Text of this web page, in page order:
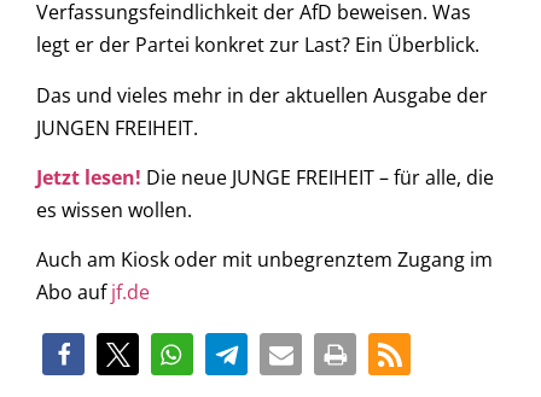
Verfassungsfeindlichkeit der AfD beweisen. Was
legt er der Partei konkret zur Last? Ein Überblick.
Das und vieles mehr in der aktuellen Ausgabe der
JUNGEN FREIHEIT.
Jetzt lesen! Die neue JUNGE FREIHEIT – für alle, die
es wissen wollen.
Auch am Kiosk oder mit unbegrenztem Zugang im
Abo aufjf.de